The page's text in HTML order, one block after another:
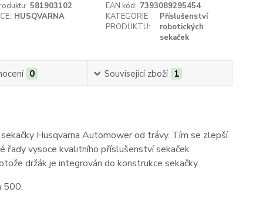
581903102 EAN kód: 7393089295454
HUSQVARNA
KATEGORIE
PRODUKTU:
Příslušenství
robotických
sekaček
0 Související zboží 1
Husqvarna Automower od trávy. Tím se zlepší
řady vysoce kvalitního příslušenství sekaček
držák je integrován do konstrukce sekačky.
500.